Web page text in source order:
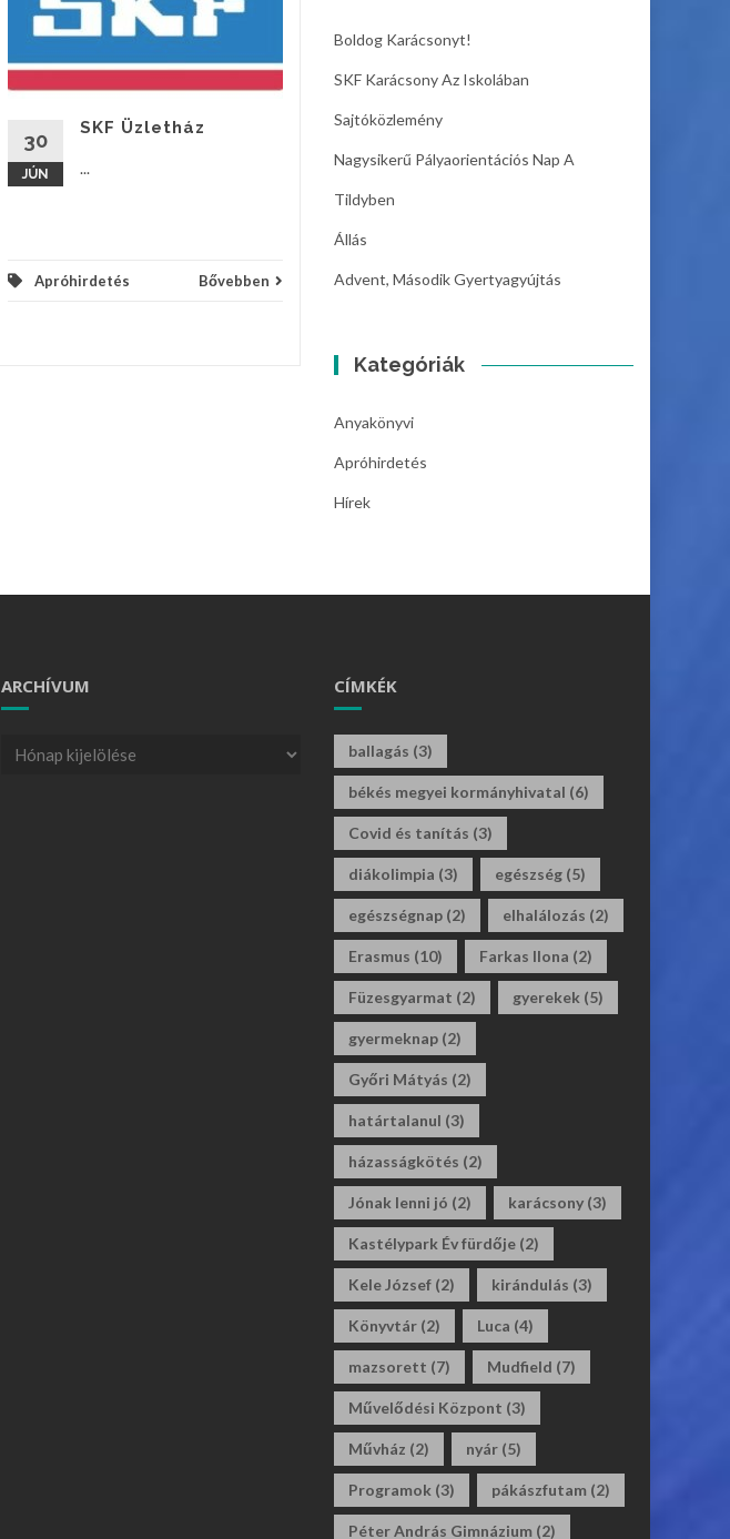
30
JÚN
SKF Üzletház
...
Apróhirdetés Bővebben
Apróhirdetés
Boldog Karácsonyt!
SKF Karácsony Az Iskolában
Sajtóközlemény
Nagysikerű Pályaorientációs Nap A
Tildyben
Állás
Advent, Második Gyertyagyújtás
Kategóriák
Anyakönyvi
Apróhirdetés
Hírek
ARCHÍVUM CÍMKÉK
ballagás (3)
békés megyei kormányhivatal (6)
Covid és tanítás (3)
diákolimpia (3) egészség (5)
egészségnap (2) elhalálozás (2)
Erasmus (10) Farkas Ilona (2)
Füzesgyarmat (2) gyerekek (5)
gyermeknap (2)
Győri Mátyás (2)
határtalanul (3)
házasságkötés (2)
Jónak lenni jó (2) karácsony (3)
Kastélypark Év fürdője (2)
Kele József (2) kirándulás (3)
Könyvtár (2) Luca (4)
mazsorett (7) Mudfield (7)
Művelődési Központ (3)
Művház (2) nyár (5)
Programok (3) pákászfutam (2)
Péter András Gimnázium (2)